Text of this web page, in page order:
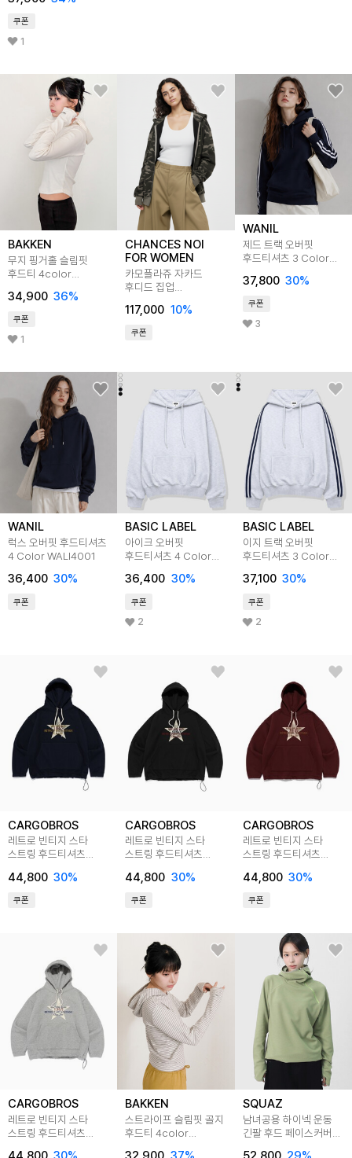
쿠폰
1
BAKKEN
무지 핑거홀 슬림핏
후드티 4color
34,900 36%
쿠폰
1
CHANCES NOI
FOR WOMEN
카모플라쥬 자카드
후디드 집업
117,000 10%
쿠폰
WANIL
제드 트랙 오버핏
후드티셔츠 3 Color
37,800 30%
쿠폰
3
WANIL
럭스 오버핏 후드티셔츠
4 Color WALI4001
36,400 30%
쿠폰
BASIC LABEL
아이크 오버핏
후드티셔츠 4 Color
36,400 30%
쿠폰
2
BASIC LABEL
이지 트랙 오버핏
후드티셔츠 3 Color
37,100 30%
쿠폰
2
CARGOBROS
레트로 빈티지 스타
스트링 후드티셔츠
44,800 30%
쿠폰
CARGOBROS
레트로 빈티지 스타
스트링 후드티셔츠
44,800 30%
쿠폰
CARGOBROS
레트로 빈티지 스타
스트링 후드티셔츠
44,800 30%
쿠폰
CARGOBROS
레트로 빈티지 스타
스트링 후드티셔츠
BAKKEN
스트라이프 슬림핏 골지
후드티 4color
SQUAZ
남녀공용 하이넥 운동
긴팔 후드 페이스커버